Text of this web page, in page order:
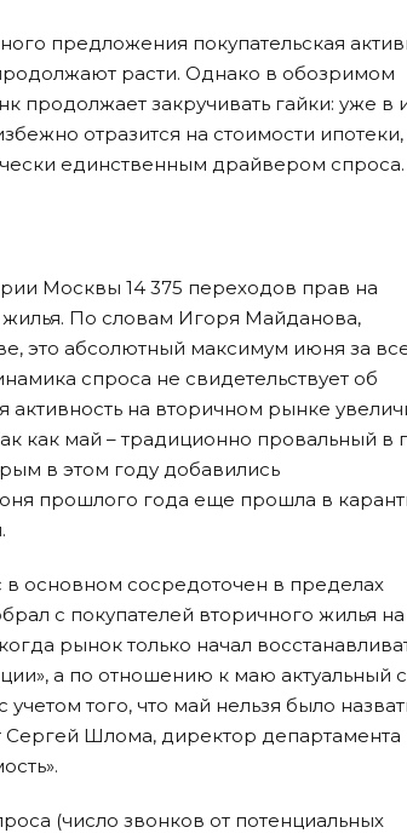
предложения покупательская
расти. Однако в обозримом
продолжает закручивать гайки: уже в
отразится на стоимости ипотеки,
единственным драйвером спроса.
Москвы 14 375 переходов прав на
По словам Игоря Майданова,
это абсолютный максимум июня за
спроса не свидетельствует об
на вторичном рынке
как май – традиционно провальный в
в этом году добавились
прошлого года еще прошла в
в основном сосредоточен в пределах
с покупателей вторичного жилья на
рынок только начал
а по отношению к маю актуальный
того, что май нельзя было
Сергей Шлома, директор департамента
(число звонков от потенциальных